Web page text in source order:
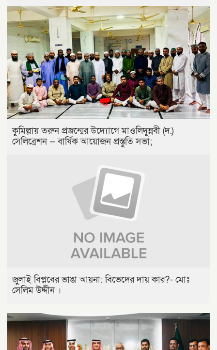
কুমিল্লায় তরুন প্রজন্মের উদ্যোগে মাওলিদুন্নবী (দ.)
সেলিব্রেশন — বার্ষিক আয়োজন প্রস্তুতি সভা;
জুলাই বিপ্লবের ভাঙা আয়না: বিভেদের দায় কার?- মোঃ
সেলিম উদ্দীন ।